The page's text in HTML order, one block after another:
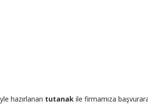
hazırlanan tutanak ile firmamıza